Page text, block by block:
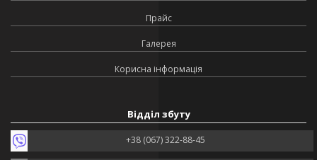
Прайс
Галерея
Корисна інформація
Відділ збуту
+38 (067) 322-88-45